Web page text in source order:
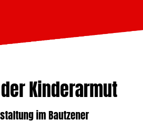
Themen
Wohnen
Kinderarmut
im Bautzener